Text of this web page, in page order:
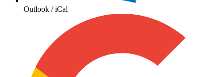
Outlook / iCal